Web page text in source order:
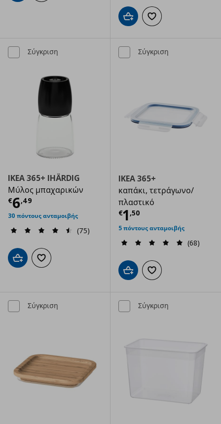
Προσθήκη στο καλάθι
Προσθήκη στα
Σύγκριση
IKEA 365+ IHÄRDIG
Μύλος μπαχαρικών
€6,49
Τρέχουσα τιμή € 6,49
30 πόντους ανταμοιβής
(75)
Προσθήκη στο καλάθι
Προσθήκη στα αγαπημένα
Σύγκριση
IKEA 365+
καπάκι, τετράγωνο/
πλαστικό
€1 ,50
Τρέχουσα
5 πόντους ανταμοιβής
(68)
Προσθήκη στο καλάθι
Προσθήκη στα
Σύγκριση Σύγκριση